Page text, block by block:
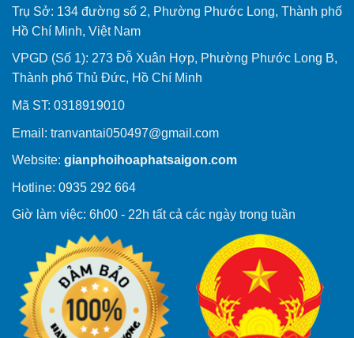
Trụ Sở: 134 đường số 2, Phường Phước Long, Thành phố
Hồ Chí Minh, Việt Nam
VPGD (Số 1): 273 Đỗ Xuân Hợp, Phường Phước Long B,
Thành phố Thủ Đức, Hồ Chí Minh
Mã ST: 0318919010
Email: tranvantai050497@gmail.com
Website: gianphoihoaphatsaigon.com
Hotline: 0935 292 664
Giờ làm việc: 6h00 - 22h tất cả các ngày trong tuần